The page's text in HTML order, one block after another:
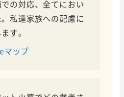
の対応、全てにおい
私達家族への配慮に
す。
マップ